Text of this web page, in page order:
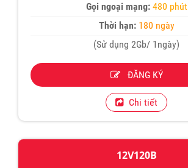
Gọi ngoại mạng: 480 phút
Thời hạn:180 ngày
(Sử dụng 2Gb/ 1ngày)
ĐĂNG KÝ
Chi tiết
12V120B